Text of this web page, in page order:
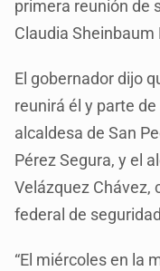
primera reunión de
Claudia Sheinbaum
El gobernador dijo
reunirá él y parte
alcaldesa de San
Pérez Segura, y el
Velázquez Chávez,
federal de
“El miércoles en la